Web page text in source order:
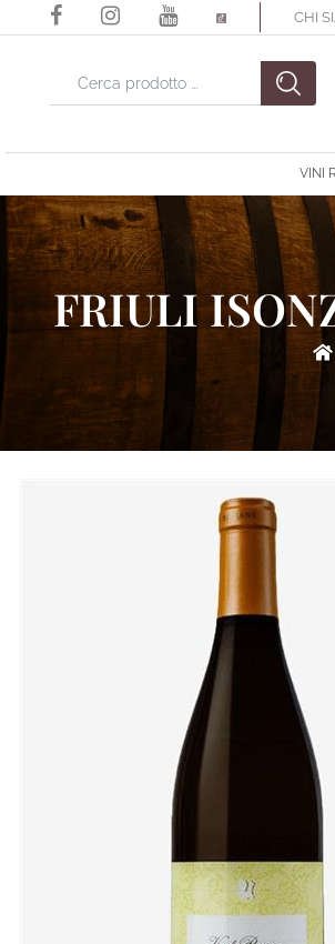
CHI
La modifica di un filtro aggiorna
VINI
FRIULI